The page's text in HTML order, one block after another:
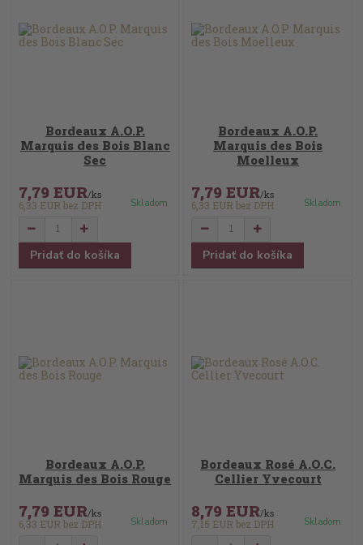
Bordeaux A.O.P.
Marquis des Bois Blanc
Sec
7,79 EUR/ks
6,33 EUR bez DPH Skladom
Pridať do košíka
Bordeaux A.O.P.
Marquis des Bois
Moelleux
7,79 EUR/ks
6,33 EURbez DPH Skladom
Pridať do košíka
Bordeaux A.O.P.
Marquis des Bois Rouge
7,79 EUR/ks
6,33 EUR bez DPH Skladom
Bordeaux Rosé A.O.C.
Cellier Yvecourt
8,79 EUR/ks
7,15 EURbez DPH Skladom